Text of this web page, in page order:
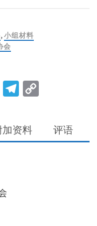
,小组材料
会
LineTelegram
加资料 评语